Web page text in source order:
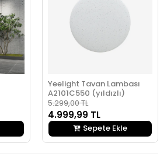
Yeelight Tavan Lambası
A2101C550 (yıldızlı)
5.299,00 TL
4.999,99 TL
Sepete Ekle